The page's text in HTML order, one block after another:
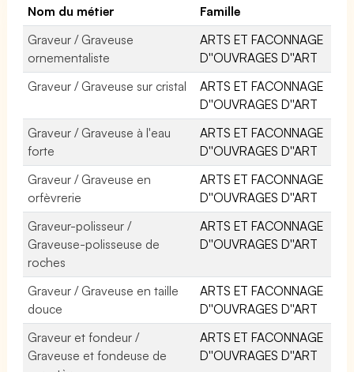
Nom du métier
Famille
Graveur / Graveuse
ornementaliste
ARTS ET FACONNAGE
D''OUVRAGES D''ART
Graveur / Graveuse sur cristal
ARTS ET FACONNAGE
D''OUVRAGES D''ART
Graveur / Graveuse à l'eau
forte
ARTS ET FACONNAGE
D''OUVRAGES D''ART
Graveur / Graveuse en
orfèvrerie
ARTS ET FACONNAGE
D''OUVRAGES D''ART
Graveur-polisseur /
Graveuse-polisseuse de
roches
ARTS ET FACONNAGE
D''OUVRAGES D''ART
Graveur / Graveuse en taille
douce
ARTS ET FACONNAGE
D''OUVRAGES D''ART
Graveur et fondeur /
Graveuse et fondeuse de
ARTS ET FACONNAGE
D''OUVRAGES D''ART